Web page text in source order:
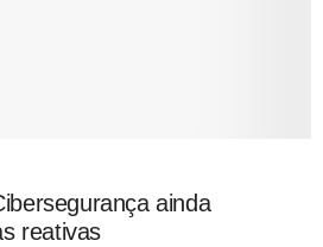
ainda
reativas